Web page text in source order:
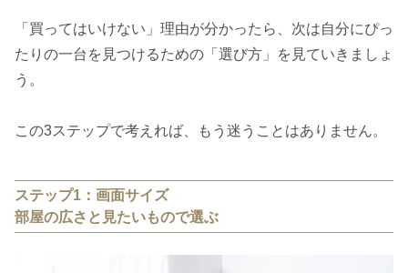
「買ってはいけない」理由が分かったら、次は自分にぴっ
たりの一台を見つけるための「選び方」を見ていきましょ
う。
この3ステップで考えれば、もう迷うことはありません。
ステップ1：画面サイズ
部屋の広さと見たいもので選ぶ